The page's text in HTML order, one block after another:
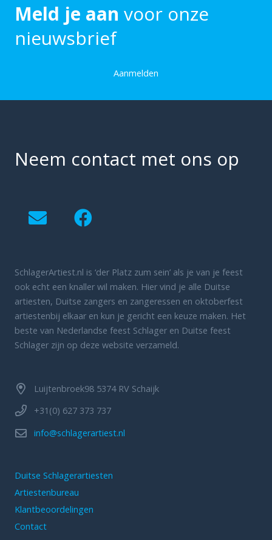
Meld je aan voor onze
nieuwsbrief
Aanmelden
Neem contact met ons op
SchlagerArtiest.nl is ‘der Platz zum sein’ als je van je feest
ook echt een knaller wil maken. Hier vind je alle Duitse
artiesten, Duitse zangers en zangeressen en oktoberfest
artiestenbij elkaar en kun je gericht een keuze maken. Het
beste van Nederlandse feest Schlager en Duitse feest
Schlager zijn op deze website verzameld.
Luijtenbroek98 5374 RV Schaijk
+31(0) 627 373 737
info@schlagerartiest.nl
Duitse Schlagerartiesten
Artiestenbureau
Klantbeoordelingen
Contact